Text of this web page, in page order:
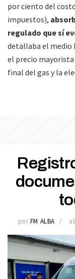
por ciento del
impuestos),
regulado que sí
detallaba el medio
el precio mayorista
final del gas y la
por FM ALBA